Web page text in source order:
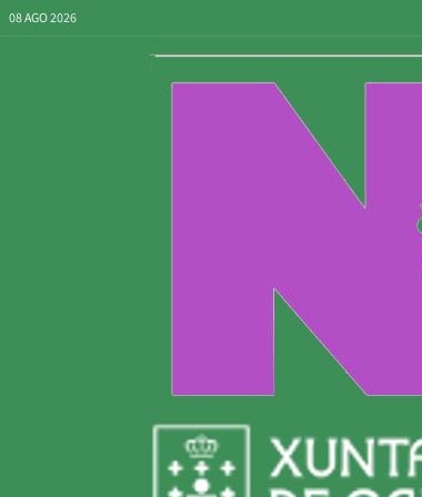
08 AGO 2026